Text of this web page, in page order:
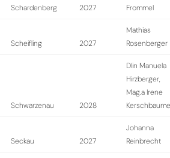
Schardenberg 2027
Frommel
Scheifling 2027
Mathias
Rosenberger
Schwarzenau 2028
DIin Manuela
Hirzberger,
Mag.a Irene
Seckau 2027
Johanna
Reinbrecht